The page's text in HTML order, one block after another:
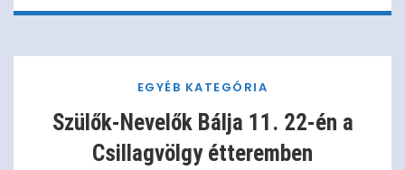
EGYÉB KATEGÓRIA
Szülők-Nevelők Bálja 11. 22-én a
Csillagvölgy étteremben